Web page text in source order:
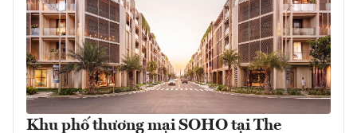
Khu phố thương mại SOHO tại The